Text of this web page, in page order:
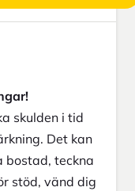
skulden i tid
Det kan
bostad, teckna
stöd, vänd dig